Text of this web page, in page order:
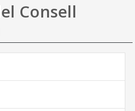
Ajuda
Consell